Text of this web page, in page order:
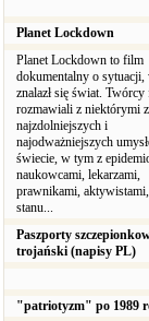
Planet Lockdown
Planet Lockdown to film
dokumentalny o
znalazł się świat.
rozmawiali z niektórymi z
najzdolniejszych i
najodważniejszych
świecie, w tym z
naukowcami, lekarzami,
prawnikami,
stanu...
Paszporty
trojański (napisy PL)
"patriotyzm" po 1989